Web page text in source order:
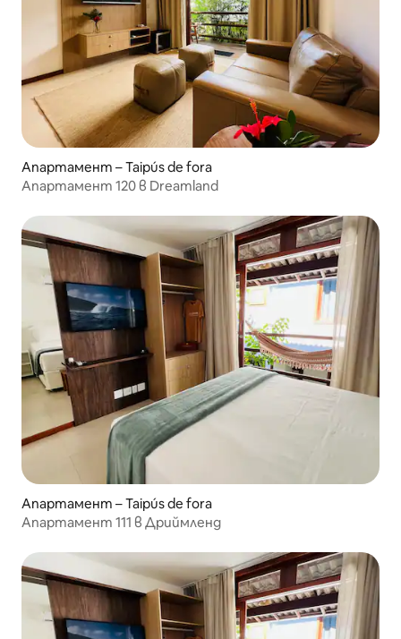
Апартамент – Taipús de fora
Апартамент 120 в Dreamland
Апартамент – Taipús de fora
Апартамент 111 в Дриймленд